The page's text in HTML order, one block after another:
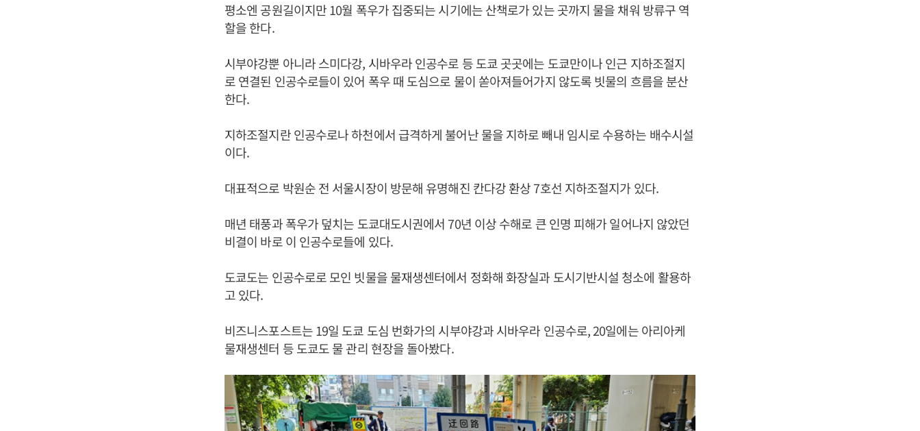
평소엔 공원길이지만 10월 폭우가 집중되는 시기에는 산책로가 있는 곳까지 물을 채워 방류구 역
할을 한다.
시부야강뿐 아니라 스미다강, 시바우라 인공수로 등 도쿄 곳곳에는 도쿄만이나 인근 지하조절지
로 연결된 인공수로들이 있어 폭우 때 도심으로 물이 쏟아져들어가지 않도록 빗물의 흐름을 분산
한다.
지하조절지란 인공수로나 하천에서 급격하게 불어난 물을 지하로 빼내 임시로 수용하는 배수시설
이다.
대표적으로 박원순 전 서울시장이 방문해 유명해진 칸다강 환상 7호선 지하조절지가 있다.
매년 태풍과 폭우가 덮치는 도쿄대도시권에서 70년 이상 수해로 큰 인명 피해가 일어나지 않았던
비결이 바로 이 인공수로들에 있다.
도쿄도는 인공수로로 모인 빗물을 물재생센터에서 정화해 화장실과 도시기반시설 청소에 활용하
고 있다.
비즈니스포스트는 19일 도쿄 도심 번화가의 시부야강과 시바우라 인공수로, 20일에는 아리아케
물재생센터 등 도쿄도 물 관리 현장을 돌아봤다.